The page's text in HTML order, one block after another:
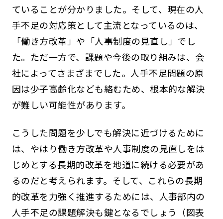
ていることが分かりました。そして、現在の人
手不足の対応策として主流となっているのは、
「働き方改革」や「人事制度の見直し」でし
た。ただ一方で、課題や今後の取り組みは、会
社によってさまざまでした。人手不足問題の原
因は少子高齢化なども絡むため、根本的な解決
が難しい可能性があります。
こうした問題を少しでも解決に近づけるために
は、やはり働き方改革や人事制度の見直しをは
じめとする長期的改革を地道に続ける必要があ
るのだと考えられます。そして、これらの長期
的改革を力強く推進するためには、人事部内の
人手不足の課題解決も鍵となるでしょう（図表